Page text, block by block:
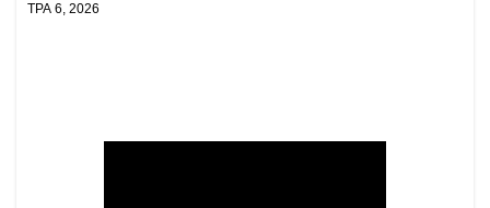
ТРА 6, 2026